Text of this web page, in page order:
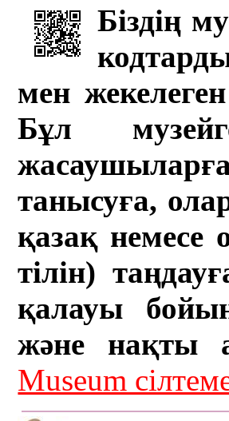
Біздің
мен
Бұл
танысуға,
қазақ немесе
тілін)
қалауы
және нақты
Museum